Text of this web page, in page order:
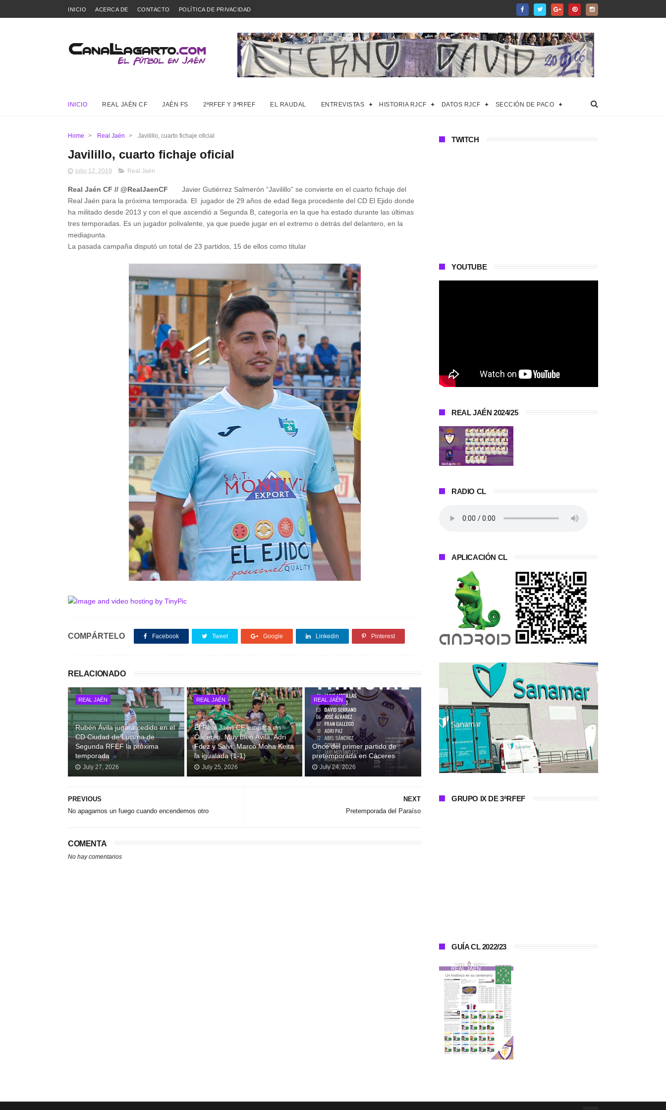
INICIO ACERCA DE CONTACTO POLÍTICA DE PRIVACIDAD
INICIO REAL JAÉN CF JAÉN FS 2ªRFEF Y 3ªRFEF EL RAUDAL ENTREVISTAS HISTORIA RJCF DATOS RJCF SECCIÓN DE PACO
Home > Real Jaén > Javilillo, cuarto fichaje oficial
Javilillo, cuarto fichaje oficial
julio 12, 2019 Real Jaén
Real Jaén CF // @RealJaenCF
Javier Gutiérrez Salmerón “Javilillo” se convierte en el cuarto fichaje del
Real Jaén para la próxima temporada. El jugador de 29 años de edad llega procedente del CD El Ejido donde
ha militado desde 2013 y con el que ascendió a Segunda B, categoría en la que ha estado durante las últimas
tres temporadas. Es un jugador polivalente, ya que puede jugar en el extremo o detrás del delantero, en la
mediapunta.
La pasada campaña disputó un total de 23 partidos, 15 de ellos como titular
COMPÁRTELO Facebook Tweet Google Linkedin Pinterest
RELACIONADO
REAL JAÉN
Rubén Ávila jugará cedido en el
CD Ciudad de Lucena de
Segunda RFEF la próxima
temporada
July 27, 2026
REAL JAÉN
El Real Jaén CF empata en
Cáceres. Muy bien Ávila, Adri
Fdez y Salvi. Marcó Moha Keita
la igualada (1-1)
July 25, 2026
REAL JAÉN
Once del primer partido de
pretemporada en Cáceres
July 24, 2026
NEXT
Pretemporada del Paraíso
PREVIOUS
No apagamos un fuego cuando encendemos otro
COMENTA
No hay comentarios
TWITCH
YOUTUBE
REAL JAÉN 2024/25
RADIO CL
APLICACIÓN CL
GRUPO IX DE 3ªRFEF
GUÍA CL 2022/23